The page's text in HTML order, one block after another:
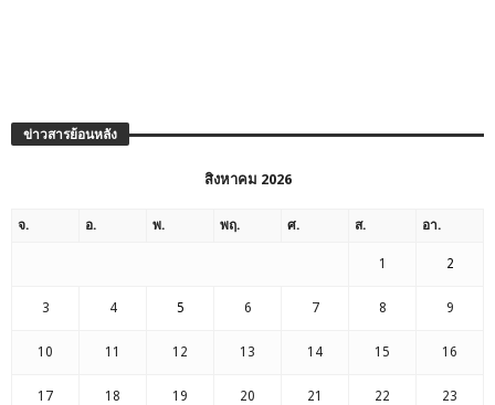
ข่าวสารย้อนหลัง
สิงหาคม 2026
จ. อ. พ. พฤ. ศ. ส. อา.
1 2
3 4 5 6 7 8 9
10 11 12 13 14 15 16
17 18 19 20 21 22 23